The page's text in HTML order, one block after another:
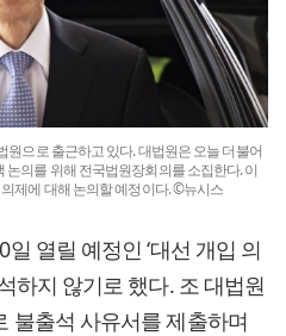
으로 출근하고 있다. 대법원은 오늘 더불어
의를 위해 전국법원장회의를 소집한다. 이
제에 대해 논의할 예정이다. ©뉴시스
열릴 예정인 ‘대선 개입 의
하지 않기로 했다. 조 대법원
불출석 사유서를 제출하며